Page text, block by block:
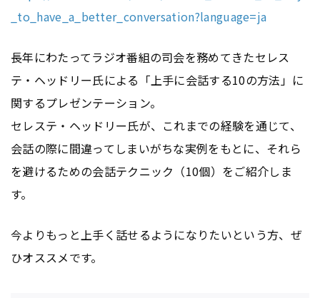
_to_have_a_better_conversation?language=ja
長年にわたってラジオ番組の司会を務めてきたセレス
テ・ヘッドリー氏による「上手に会話する10の方法」に
関するプレゼンテーション。
セレステ・ヘッドリー氏が、これまでの経験を通じて、
会話の際に間違ってしまいがちな実例をもとに、それら
を避けるための会話テクニック（10個）をご紹介しま
す。
今よりもっと上手く話せるようになりたいという方、ぜ
ひオススメです。